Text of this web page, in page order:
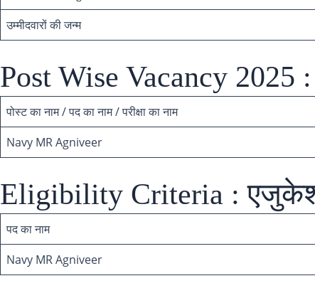
उम्मीदवारों की जन्म
Post Wise Vacancy 2025 :
पोस्ट का नाम / पद का नाम / परीक्षा का नाम
Navy MR Agniveer
Eligibility Criteria :
पद का नाम
Navy MR Agniveer